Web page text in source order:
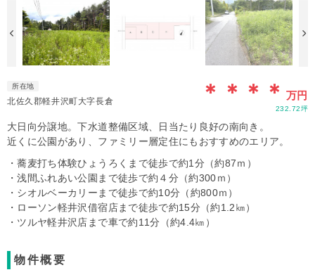
所在地
北佐久郡軽井沢町大字長倉 ＊＊＊＊ 万円
232.72坪
大日向分譲地。下水道整備区域、日当たり良好の南向き。
近くに公園があり、ファミリー層定住にもおすすめのエリア。
・蕎麦打ち体験ひょうろくまで徒歩で約1分（約87ｍ）
・浅間ふれあい公園まで徒歩で約４分（約300ｍ）
・シオルベーカリーまで徒歩で約10分（約800ｍ）
・ローソン軽井沢借宿店まで徒歩で約15分（約1.2㎞）
・ツルヤ軽井沢店まで車で約11分（約4.4㎞）
物件概要